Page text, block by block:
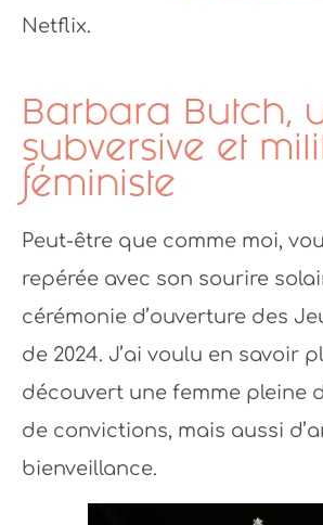
Netflix.
Barbara Butch,
subversive et
féministe
Peut-être que comme moi,
repérée avec son sourire
cérémonie d’ouverture des
de 2024. J’ai voulu en savoir
découvert une femme pleine
de convictions, mais aussi
bienveillance.